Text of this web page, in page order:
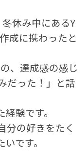
休み中にあるY
成に携わったと
、達成感の感じ
だった！」と話
験です。
分の好きをたく
です。